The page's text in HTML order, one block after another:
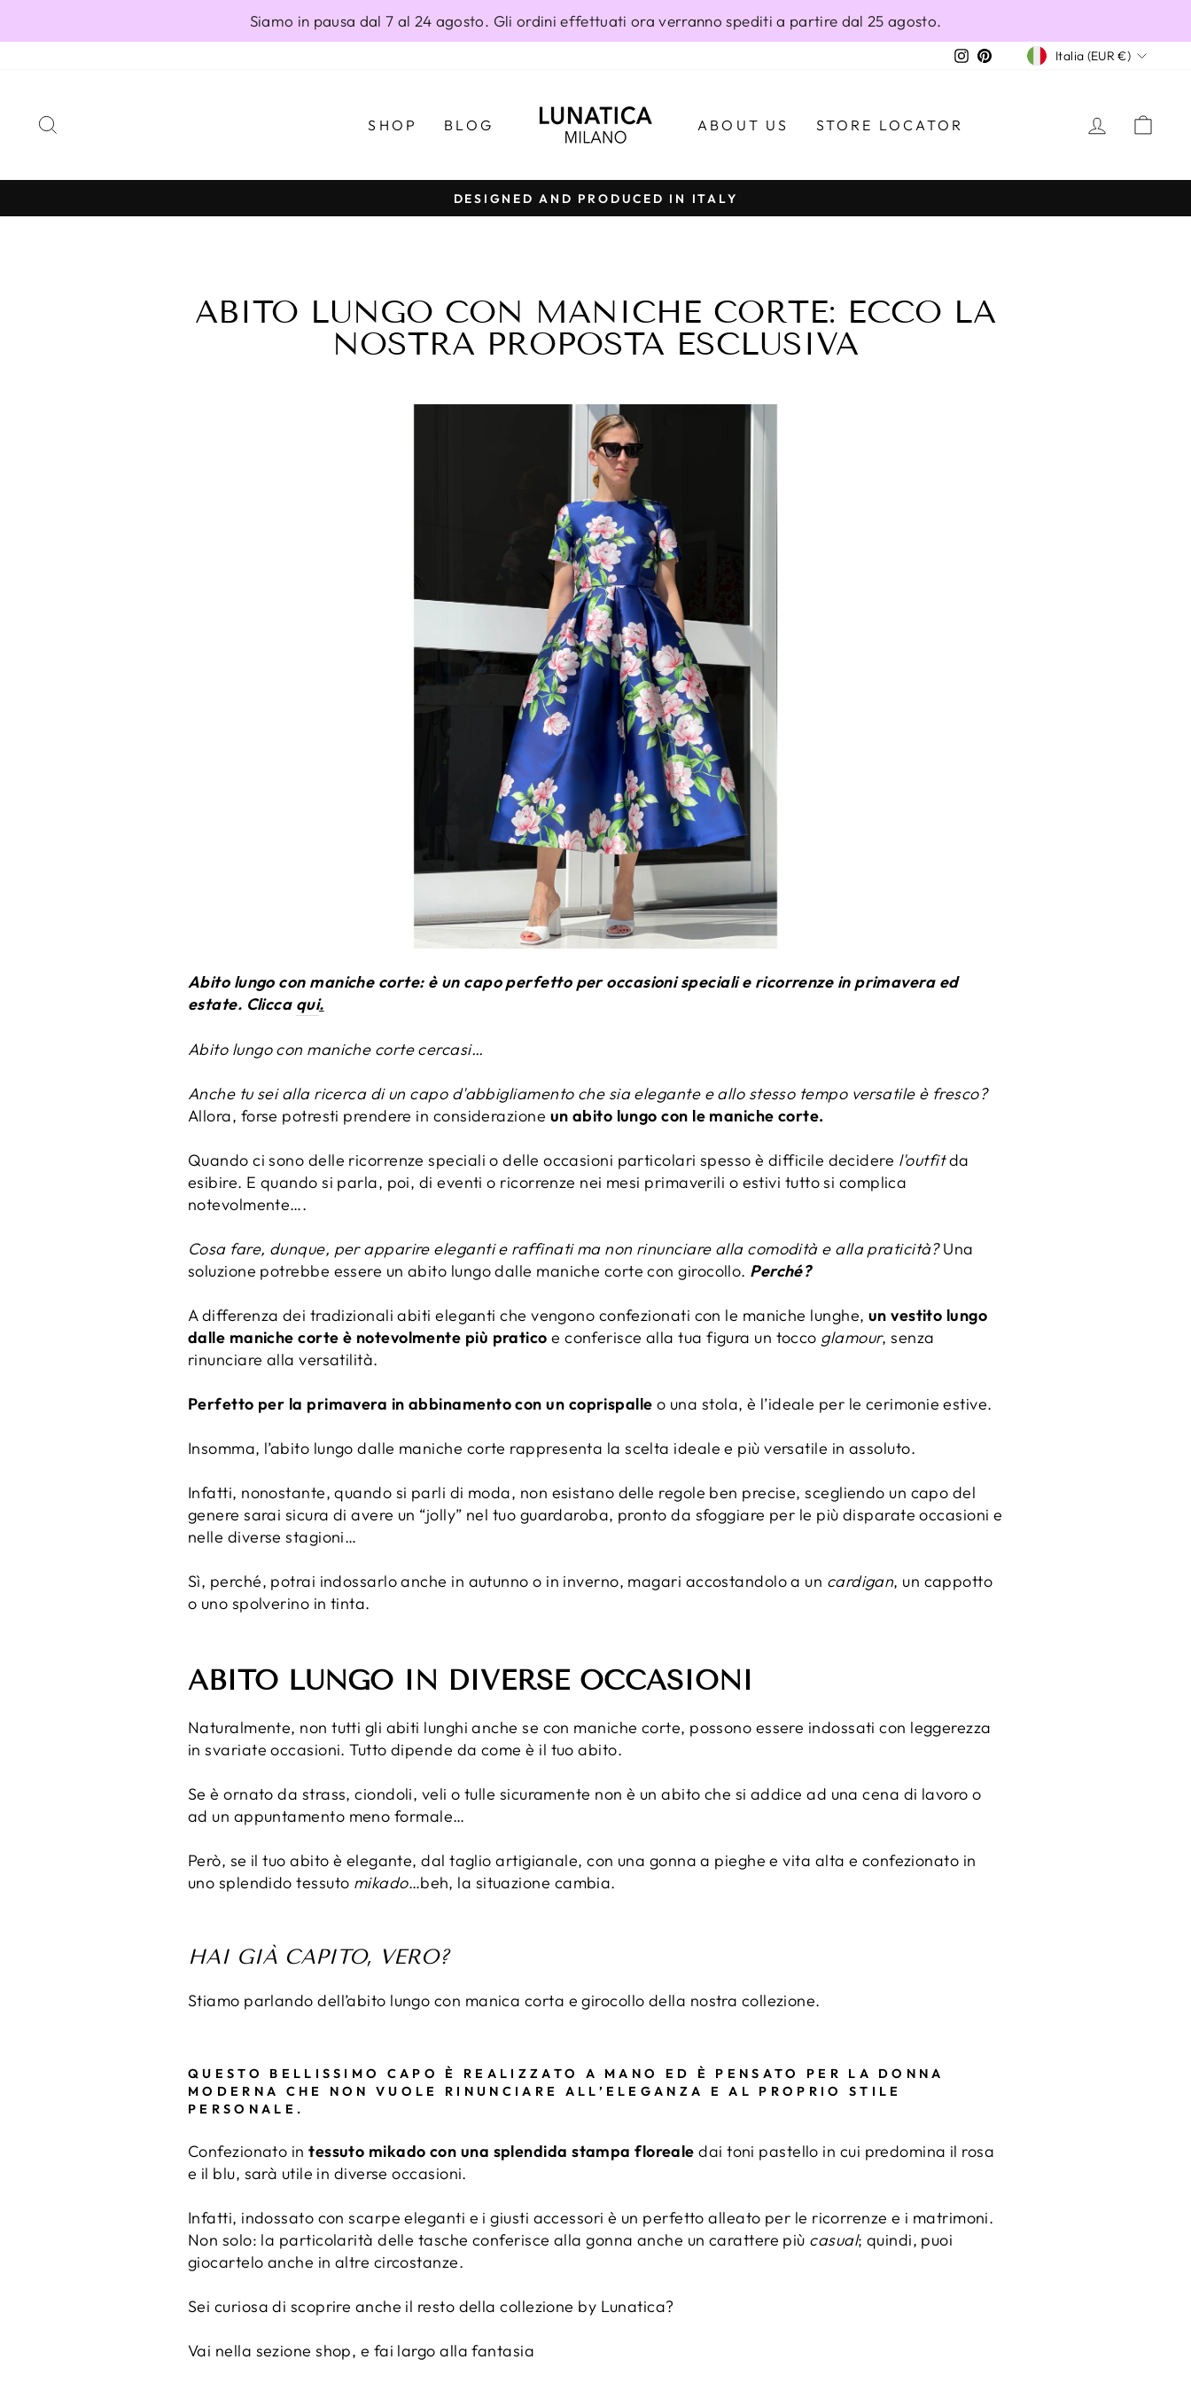
Siamo in pausa dal 7 al 24 agosto. Gli ordini effettuati ora verranno spediti a partire dal 25 agosto.
Instagram
PinterestVALUTA
Italia (EUR €)
SHOP BLOG ABOUT US STORE LOCATOR ACCEDI
Metti
DESIGNED AND PRODUCED IN ITALY
ABITO LUNGO CON MANICHE CORTE: ECCO LA
NOSTRA PROPOSTA ESCLUSIVA
Abito lungo con maniche corte: è un capo perfetto per occasioni speciali e ricorrenze in primavera ed
estate. Clicca qui.
Abito lungo con maniche corte cercasi…
Anche tu sei alla ricerca di un capo d'abbigliamento che sia elegante e allo stesso tempo versatile è fresco?
Allora, forse potresti prendere in considerazione un abito lungo con le maniche corte.
Quando ci sono delle ricorrenze speciali o delle occasioni particolari spesso è difficile decidere l'outfitda
esibire. E quando si parla, poi, di eventi o ricorrenze nei mesi primaverili o estivi tutto si complica
notevolmente….
Cosa fare, dunque, per apparire eleganti e raffinati ma non rinunciare alla comodità e alla praticità?Una
soluzione potrebbe essere un abito lungo dalle maniche corte con girocollo. Perché?
A differenza dei tradizionali abiti eleganti che vengono confezionati con le maniche lunghe, un vestito lungo
dalle maniche corte è notevolmente più pratico e conferisce alla tua figura un tocco glamour, senza
rinunciare alla versatilità.
Perfetto per la primavera in abbinamento con un coprispalle o una stola, è l’ideale per le cerimonie estive.
Insomma, l’abito lungo dalle maniche corte rappresenta la scelta ideale e più versatile in assoluto.
Infatti, nonostante, quando si parli di moda, non esistano delle regole ben precise, scegliendo un capo del
genere sarai sicura di avere un “jolly” nel tuo guardaroba, pronto da sfoggiare per le più disparate occasioni e
nelle diverse stagioni…
Sì, perché, potrai indossarlo anche in autunno o in inverno, magari accostandolo a un cardigan, un cappotto
o uno spolverino in tinta.
ABITO LUNGO IN DIVERSE OCCASIONI
Naturalmente, non tutti gli abiti lunghi anche se con maniche corte, possono essere indossati con leggerezza
in svariate occasioni. Tutto dipende da come è il tuo abito.
Se è ornato da strass, ciondoli, veli o tulle sicuramente non è un abito che si addice ad una cena di lavoro o
ad un appuntamento meno formale…
Però, se il tuo abito è elegante, dal taglio artigianale, con una gonna a pieghe e vita alta e confezionato in
uno splendido tessuto mikado…beh, la situazione cambia.
HAI GIÀ CAPITO, VERO?
Stiamo parlando dell’abito lungo con manica corta e girocollo della nostra collezione.
QUESTO BELLISSIMO CAPO È REALIZZATO A MANO ED È PENSATO PER LA DONNA
MODERNA CHE NON VUOLE RINUNCIARE ALL’ELEGANZA E AL PROPRIO STILE
PERSONALE.
Confezionato intessuto mikado con una splendida stampa floreale dai toni pastello in cui predomina il rosa
e il blu, sarà utile in diverse occasioni.
Infatti, indossato con scarpe eleganti e i giusti accessori è un perfetto alleato per le ricorrenze e i matrimoni.
Non solo: la particolarità delle tasche conferisce alla gonna anche un carattere più casual; quindi, puoi
giocartelo anche in altre circostanze.
Sei curiosa di scoprire anche il resto della collezione by Lunatica?
Vai nella sezione shop, e fai largo alla fantasia